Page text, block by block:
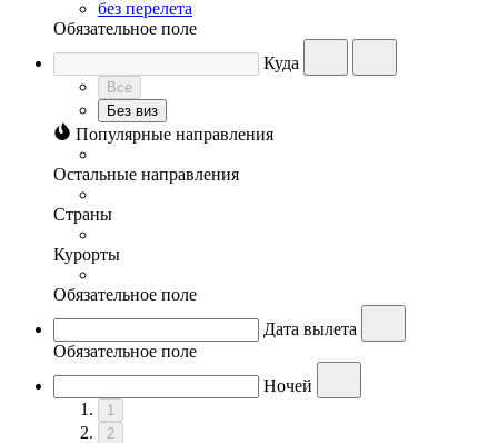
без перелета
Обязательное поле
Куда
Все
Без виз
Популярные направления
Остальные направления
Страны
Курорты
Обязательное поле
Дата вылета
Обязательное поле
Ночей
1
2